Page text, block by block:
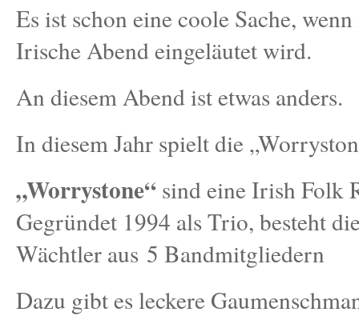
Es ist schon eine coole Sache,
Irische Abend eingeläutet wird.
An diesem Abend ist etwas anders.
In diesem Jahr spielt die
„Worrystone“ sind eine Irish Folk
Gegründet 1994 als Trio, besteht
Wächtler aus 5 Bandmitgliedern
Dazu gibt es leckere